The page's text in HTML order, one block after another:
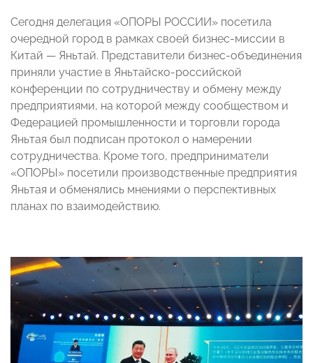
Сегодня делегация «ОПОРЫ РОССИИ» посетила
очередной город в рамках своей бизнес-миссии в
Китай — Яньтай. Представители бизнес-объединения
приняли участие в Яньтайско-российской
конференции по сотрудничеству и обмену между
предприятиями, на которой между сообществом и
Федерацией промышленности и торговли города
Яньтая был подписан протокол о намерении
сотрудничества. Кроме того, предприниматели
«ОПОРЫ» посетили производственные предприятия
Яньтая и обменялись мнениями о перспективных
планах по взаимодействию.